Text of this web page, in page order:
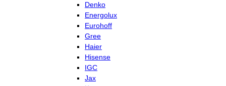
Denko
Energolux
Eurohoff
Gree
Haier
Hisense
IGC
Jax